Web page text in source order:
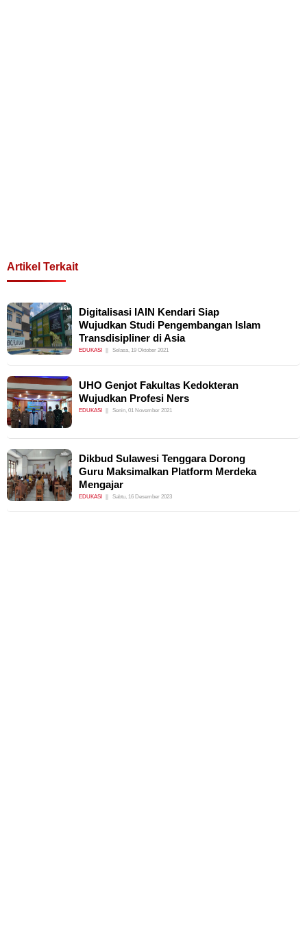
Artikel Terkait
Digitalisasi IAIN Kendari Siap
Wujudkan Studi Pengembangan Islam
Transdisipliner di Asia
EDUKASI Selasa, 19 Oktober 2021
UHO Genjot Fakultas Kedokteran
Wujudkan Profesi Ners
EDUKASI Senin, 01 November 2021
Dikbud Sulawesi Tenggara Dorong
Guru Maksimalkan Platform Merdeka
Mengajar
EDUKASI Sabtu, 16 Desember 2023